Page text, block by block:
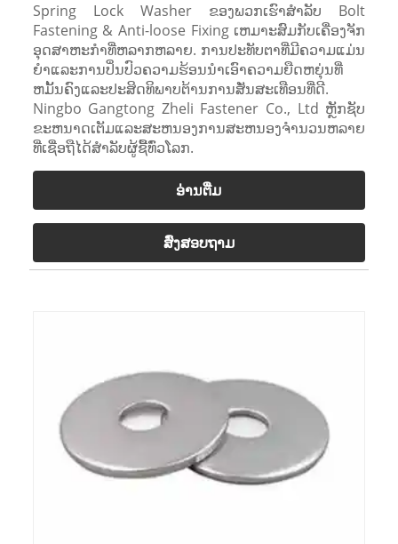
Spring Lock Washer ຂອງພວກເຮົາສໍາລັບ Bolt
Fastening & Anti-loose Fixing ເຫມາະສົມກັບເຄື່ອງຈັກ
ອຸດສາຫະກໍາທີ່ຫລາກຫລາຍ. ການປະທັບຕາທີ່ມີຄວາມແມ່ນ
ຍໍາແລະການປິ່ນປົວຄວາມຮ້ອນນໍາເອົາຄວາມຍືດຫຍຸ່ນທີ່
ຫມັ້ນຄົງແລະປະສິດທິພາບຕ້ານການສັ່ນສະເທືອນທີ່ດີ.
Ningbo Gangtong Zheli Fastener Co., Ltd ຫຼັກຊັບ
ຂະຫນາດເຕັມແລະສະຫນອງການສະຫນອງຈໍານວນຫລາຍ
ທີ່ເຊື່ອຖືໄດ້ສໍາລັບຜູ້ຊື້ທົ່ວໂລກ.
ອ່ານ​ຕື່ມ
ສົ່ງສອບຖາມ